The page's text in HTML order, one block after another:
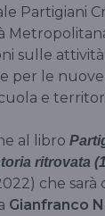
Partigiani
sulle attività
per le
e
al libro
ritrovata
che sarà
Gianfranco